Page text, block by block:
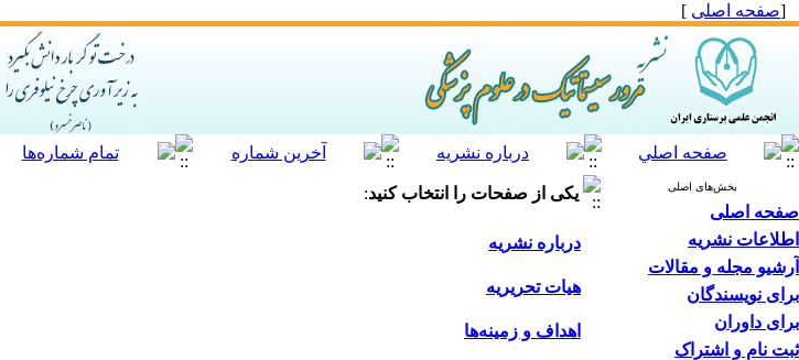
[صفحه اصلی ]
بخش‌های اصلی
صفحه اصلی
اطلاعات نشریه
آرشیو مجله و مقالات
برای نویسندگان
برای داوران
ثبت نام و اشتراک
یکی از صفحات را انتخاب کنید:
درباره نشریه
هیات تحریریه
اهداف و زمینه‌ها